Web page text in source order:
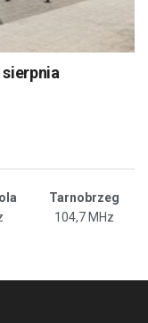
Tarnobrzeg
104,7 MHz